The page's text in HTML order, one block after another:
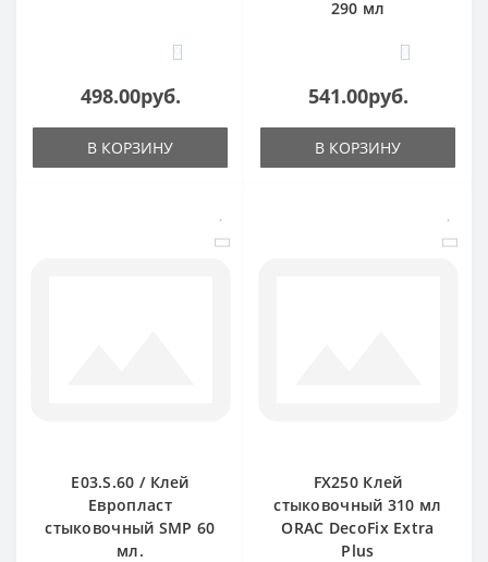
0
498.00руб.
В КОРЗИНУ
290 мл
0
541.00руб.
В КОРЗИНУ
E03.S.60 / Клей
Европласт
стыковочный SMP 60
мл.
FX250 Клей
стыковочный 310 мл
ORAC DecoFix Extra
Plus